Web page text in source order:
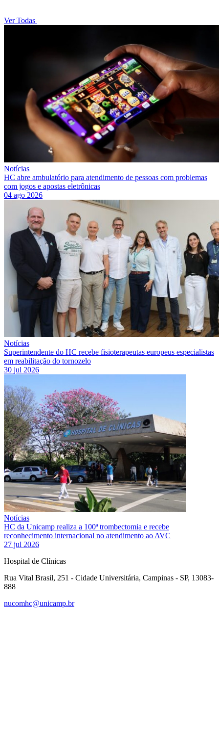
Ver Todas
Notícias
HC abre ambulatório para atendimento de pessoas com problemas
com jogos e apostas eletrônicas
04 ago 2026
Notícias
Superintendente do HC recebe fisioterapeutas europeus especialistas
em reabilitação do tornozelo
30 jul 2026
Notícias
HC da Unicamp realiza a 100ª trombectomia e recebe
reconhecimento internacional no atendimento ao AVC
27 jul 2026
Hospital de Clínicas
Rua Vital Brasil, 251 - Cidade Universitária, Campinas - SP, 13083-
888
nucomhc@unicamp.br